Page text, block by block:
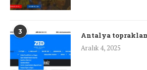
3
Antalya
Aralık 4, 2025